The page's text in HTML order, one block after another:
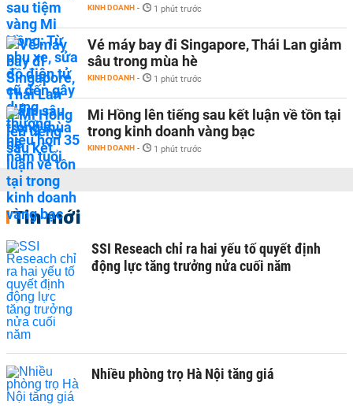
KINH DOANH - 1 phút trước
Vé máy bay đi Singapore, Thái Lan giảm
sâu trong mùa hè
KINH DOANH - 1 phút trước
Mi Hồng lên tiếng sau kết luận về tồn tại
trong kinh doanh vàng bạc
KINH DOANH - 1 phút trước
Tin mới
SSI Reseach chỉ ra hai yếu tố quyết định
động lực tăng trưởng nửa cuối năm
Nhiều phòng trọ Hà Nội tăng giá